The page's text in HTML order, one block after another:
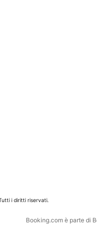
i diritti riservati.
Booking.com è parte di